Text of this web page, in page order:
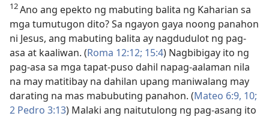
12Ano ang epekto ng mabuting balita ng Kaharian sa
mga tumutugon dito? Sa ngayon gaya noong panahon
ni Jesus, ang mabuting balita ay nagdudulot ng pag-
asa at kaaliwan. (Roma 12:12; 15:4) Nagbibigay ito ng
pag-asa sa mga tapat-puso dahil napag-aalaman nila
na may matitibay na dahilan upang maniwalang may
darating na mas mabubuting panahon. (Mateo 6:9, 10;
2 Pedro 3:13) Malaki ang naitutulong ng pag-asang ito